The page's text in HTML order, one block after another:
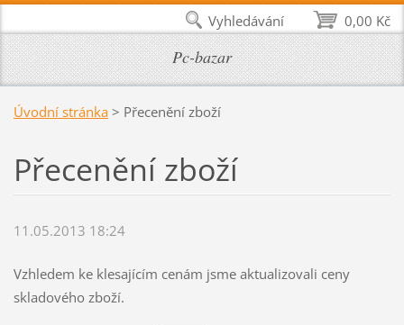
Pc-bazar
Úvodní stránka > Přecenění zboží
Přecenění zboží
11.05.2013 18:24
Vzhledem ke klesajícím cenám jsme aktualizovali ceny
skladového zboží.
0,00 Kč
Vyhledávání